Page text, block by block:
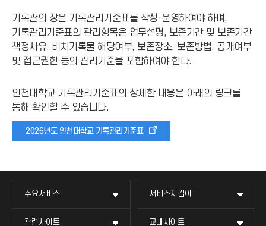
기록관의 장은 기록관리기준표를 작성·운영하여야 하며,
기록관리기준표의 관리항목은 업무설명, 보존기간 및 보존기간
책정사유, 비치기록물 해당여부, 보존장소, 보존방법, 공개여부
및 접근권한 등의 관리기준을 포함하여야 한다.
인천대학교 기록관리기준표의 상세한 내용은 아래의 링크를
통해 확인할 수 있습니다.
림
(
콘
2026년도 인천대학교 기록관리기준표
주요서비스 서비스지킴이
관련사이트 교내사이트